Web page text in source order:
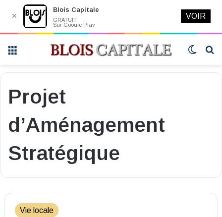
Switch
Projet
d’Aménagement
Stratégique
Vie locale
✕
Blois Capitale
GRATUIT
Sur Google Play
VOIR